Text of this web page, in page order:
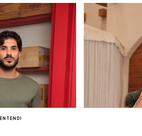
ENTENDI